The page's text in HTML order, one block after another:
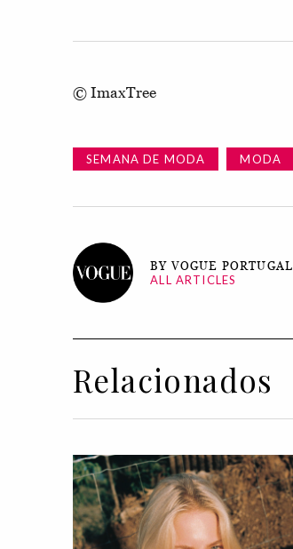
© ImaxTree
SEMANA DE MODA MODA
BY VOGUE PORTUGAL
ALL ARTICLES
Relacionados